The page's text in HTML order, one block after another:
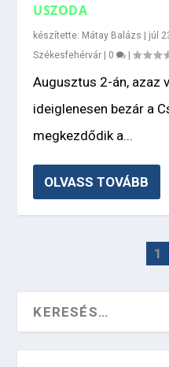
USZODA
készítette: Mátay Balázs | júl
Székesfehérvár | 0 |
Augusztus 2-án, azaz
ideiglenesen bezár a
megkezdődik a...
OLVASS TOVÁBB
1